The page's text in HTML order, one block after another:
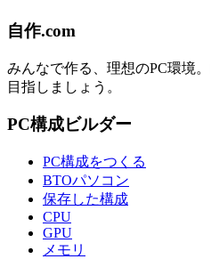
自作.com
みんなで作る、理想のPC環境。
目指しましょう。
PC構成ビルダー
PC構成をつくる
BTOパソコン
保存した構成
CPU
GPU
メモリ